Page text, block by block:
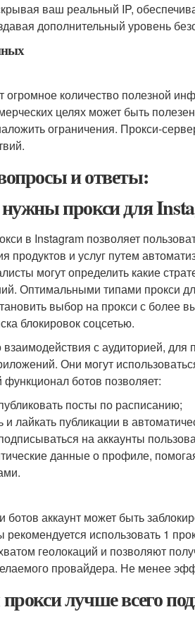
ваш реальный IP,
дополнительный уровень
огромное количество полезной
целях может быть
ограничения. Прокси-
и ответы:
прокси для
в Instagram позволяет
продуктов и услуг путем
могут определить какие
Оптимальными типами прокси
выбор на прокси с более
блокировок соцсетью.
с аудиторией,
Они могут
ботов позволяет:
посты по расписанию;
лайкать публикации в
на аккаунты
данные о профиле,
ботов аккаунт может быть
рекомендуется использовать 1
геолокаций и позволяют
провайдера. Не менее
лучше всего